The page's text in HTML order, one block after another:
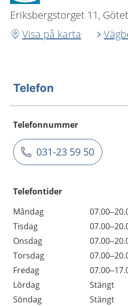
Eriksbergstorget 11,
Visa på karta
Telefon
Telefonnummer
031-23 59 50
Telefontider
Måndag
Tisdag
Onsdag
Torsdag
Fredag
Lördag
Stängt
Söndag
Stängt